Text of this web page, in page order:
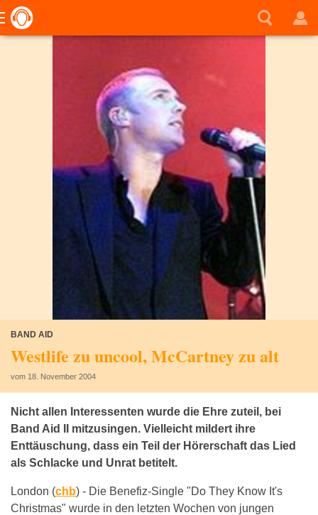
BAND AID
Westlife zu uncool, McCartney zu alt
vom 18. November 2004
Nicht allen Interessenten wurde die Ehre zuteil, bei
Band Aid II mitzusingen. Vielleicht mildert ihre
Enttäuschung, dass ein Teil der Hörerschaft das Lied
als Schlacke und Unrat betitelt.
London (chb) - Die Benefiz-Single "Do They Know It's
Christmas" wurde in den letzten Wochen von jungen